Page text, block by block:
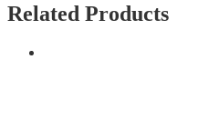
Related Products